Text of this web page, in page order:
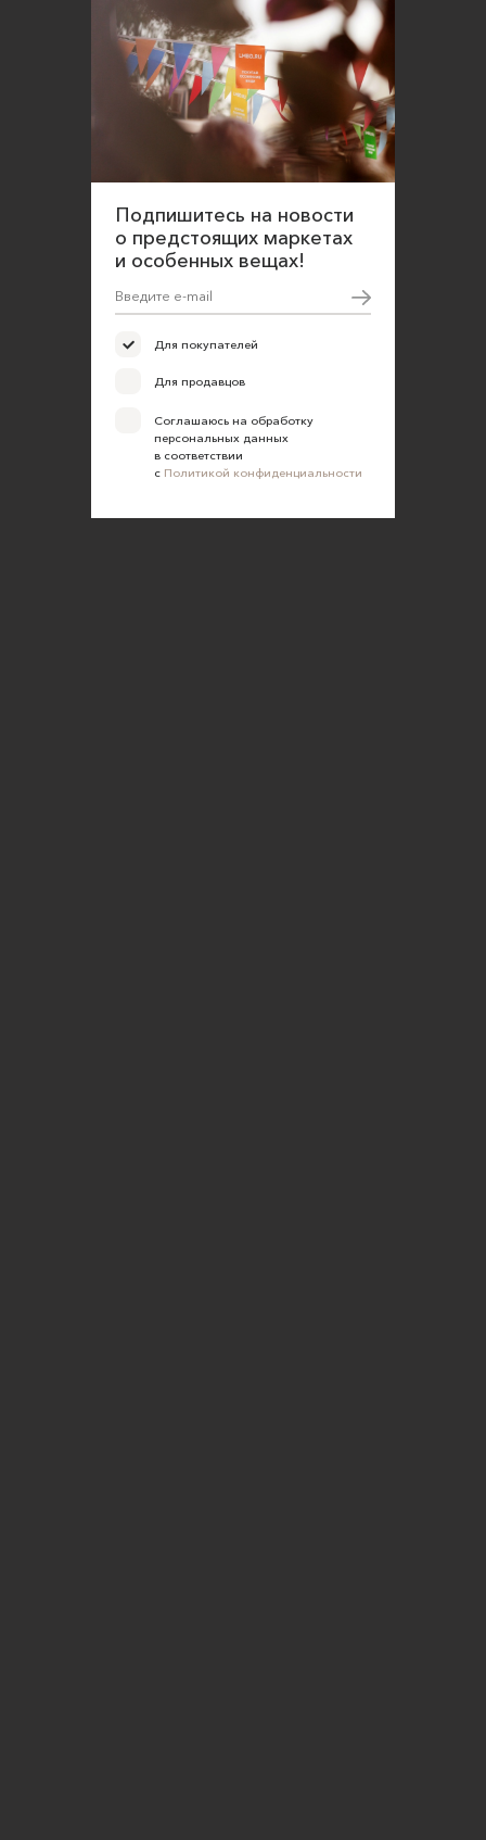
Подпишитесь на новости
о предстоящих маркетах
и особенных вещах!
Для покупателей
Для продавцов
Соглашаюсь на обработку
персональных данных
в соответствии
с Политикой конфиденциальности